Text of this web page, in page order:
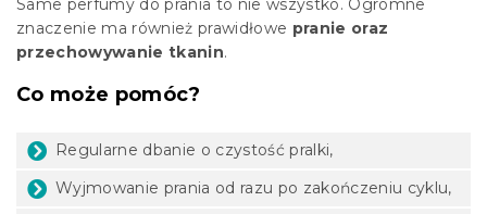
Same perfumy do prania to nie wszystko. Ogromne
znaczenie ma również prawidłowe pranie oraz
przechowywanie tkanin.
Co może pomóc?
Regularne dbanie o czystość pralki,
Wyjmowanie prania od razu po zakończeniu cyklu,